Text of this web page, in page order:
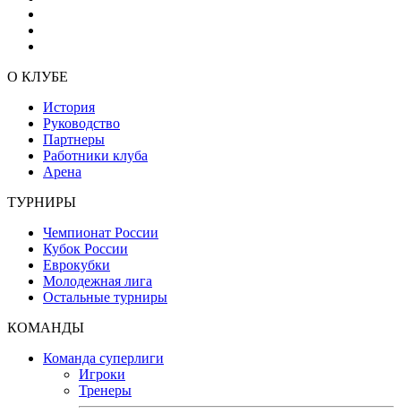
О КЛУБЕ
История
Руководство
Партнеры
Работники клуба
Арена
ТУРНИРЫ
Чемпионат России
Кубок России
Еврокубки
Молодежная лига
Остальные турниры
КОМАНДЫ
Команда суперлиги
Игроки
Тренеры